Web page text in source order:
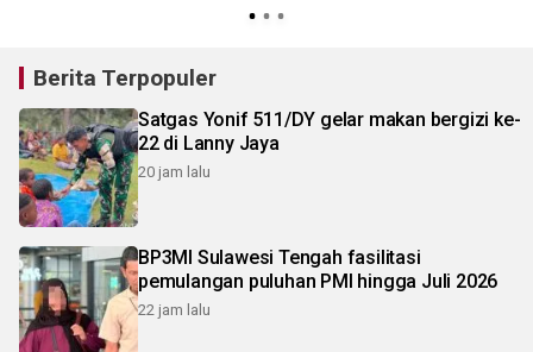
Berita Terpopuler
Satgas Yonif 511/DY gelar makan bergizi ke-
22 di Lanny Jaya
20 jam lalu
BP3MI Sulawesi Tengah fasilitasi
pemulangan puluhan PMI hingga Juli 2026
22 jam lalu